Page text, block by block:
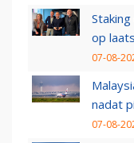
op
07-08-
nadat
07-08-